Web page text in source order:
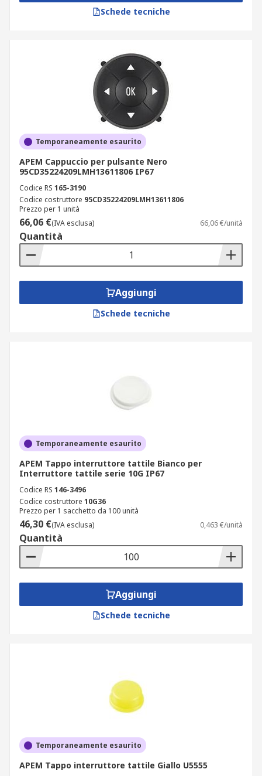
Schede tecniche
Temporaneamente esaurito
APEM Cappuccio per pulsante Nero
95CD35224209LMH13611806 IP67
Codice RS 165-3190
Codice costruttore 95CD35224209LMH13611806
Prezzo per 1 unità
66,06 €(IVA esclusa) 66,06 €/unità
Quantità
Aggiungi
Schede tecniche
Temporaneamente esaurito
APEM Tappo interruttore tattile Bianco per
Interruttore tattile serie 10G IP67
Codice RS 146-3496
Codice costruttore 10G36
Prezzo per 1 sacchetto da 100 unità
46,30 €(IVA esclusa) 0,463 €/unità
Quantità
Aggiungi
Schede tecniche
Temporaneamente esaurito
APEM Tappo interruttore tattile Giallo U5555